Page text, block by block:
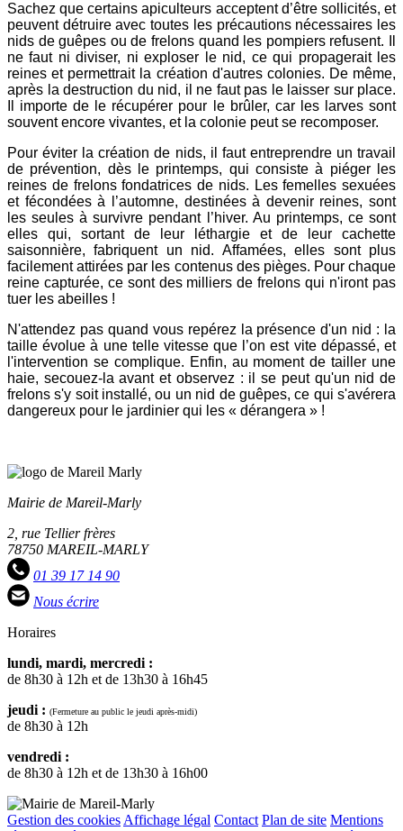
Sachez que certains apiculteurs acceptent d’être sollicités, et
peuvent détruire avec toutes les précautions nécessaires les
nids de guêpes ou de frelons quand les pompiers refusent. Il
ne faut ni diviser, ni exploser le nid, ce qui propagerait les
reines et permettrait la création d'autres colonies. De même,
après la destruction du nid, il ne faut pas le laisser sur place.
Il importe de le récupérer pour le brûler, car les larves sont
souvent encore vivantes, et la colonie peut se recomposer.
Pour éviter la création de nids, il faut entreprendre un travail
de prévention, dès le printemps, qui consiste à piéger les
reines de frelons fondatrices de nids. Les femelles sexuées
et fécondées à l’automne, destinées à devenir reines, sont
les seules à survivre pendant l’hiver. Au printemps, ce sont
elles qui, sortant de leur léthargie et de leur cachette
saisonnière, fabriquent un nid. Affamées, elles sont plus
facilement attirées par les contenus des pièges. Pour chaque
reine capturée, ce sont des milliers de frelons qui n'iront pas
tuer les abeilles !
N'attendez pas quand vous repérez la présence d'un nid : la
taille évolue à une telle vitesse que l’on est vite dépassé, et
l'intervention se complique. Enfin, au moment de tailler une
haie, secouez-la avant et observez : il se peut qu'un nid de
frelons s'y soit installé, ou un nid de guêpes, ce qui s'avérera
dangereux pour le jardinier qui les « dérangera » !
Mairie de Mareil-Marly
2, rue Tellier frères
78750 MAREIL-MARLY
01 39 17 14 90
Nous écrire
Horaires
lundi, mardi, mercredi :
de 8h30 à 12h et de 13h30 à 16h45
jeudi : (Fermeture au public le jeudi après-midi)
de 8h30 à 12h
vendredi :
de 8h30 à 12h et de 13h30 à 16h00
Gestion des cookies Affichage légal Contact Plan de site Mentions